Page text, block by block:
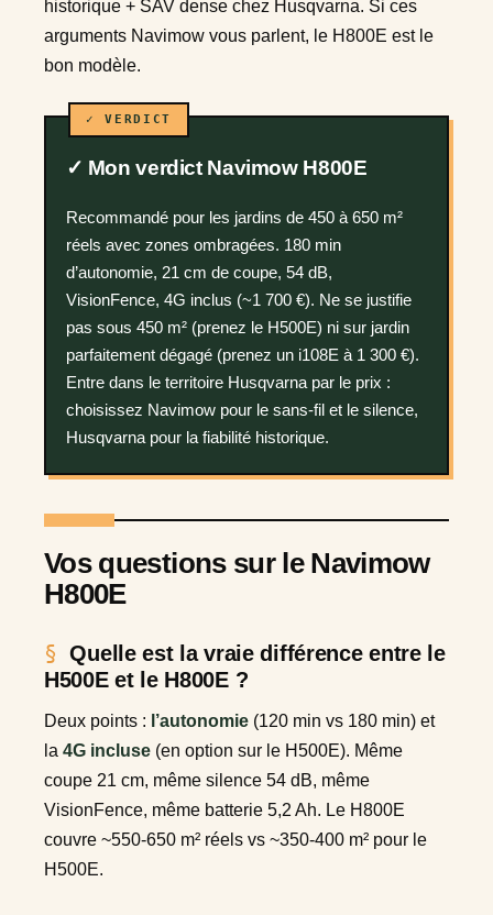
historique + SAV dense chez Husqvarna. Si ces
arguments Navimow vous parlent, le H800E est le
bon modèle.
✓ Mon verdict Navimow H800E
Recommandé pour les jardins de 450 à 650 m²
réels avec zones ombragées. 180 min
d’autonomie, 21 cm de coupe, 54 dB,
VisionFence, 4G inclus (~1 700 €). Ne se justifie
pas sous 450 m² (prenez le H500E) ni sur jardin
parfaitement dégagé (prenez un i108E à 1 300 €).
Entre dans le territoire Husqvarna par le prix :
choisissez Navimow pour le sans-fil et le silence,
Husqvarna pour la fiabilité historique.
Vos questions sur le Navimow
H800E
Quelle est la vraie différence entre le
H500E et le H800E ?
Deux points : l’autonomie (120 min vs 180 min) et
la 4G incluse (en option sur le H500E). Même
coupe 21 cm, même silence 54 dB, même
VisionFence, même batterie 5,2 Ah. Le H800E
couvre ~550-650 m² réels vs ~350-400 m² pour le
H500E.